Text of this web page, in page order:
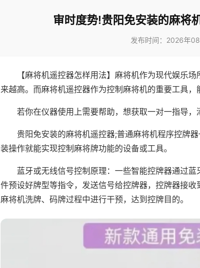
审时度势!贵阳免安装的麻将
发布时间：2026年
【麻将机遥控器怎样用法】麻将机作为现代娱乐
来越高。而麻将机遥控器作为控制麻将机的重要工具，
若你在仪器使用上需要帮助，想获取一对一指导，
贵阳免安装的麻将机遥控器;普通麻将机程序控牌
装操作就能实现控制麻将牌功能的设备或工具。
蓝牙或无线信号控制原理：一些智能控牌器通过
件预设好牌型等指令，发送信号给控牌器，控牌器接
麻将机洗牌、码牌过程中进行干预，达到控牌目的。